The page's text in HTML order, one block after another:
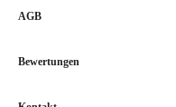
AGB
Bewertungen